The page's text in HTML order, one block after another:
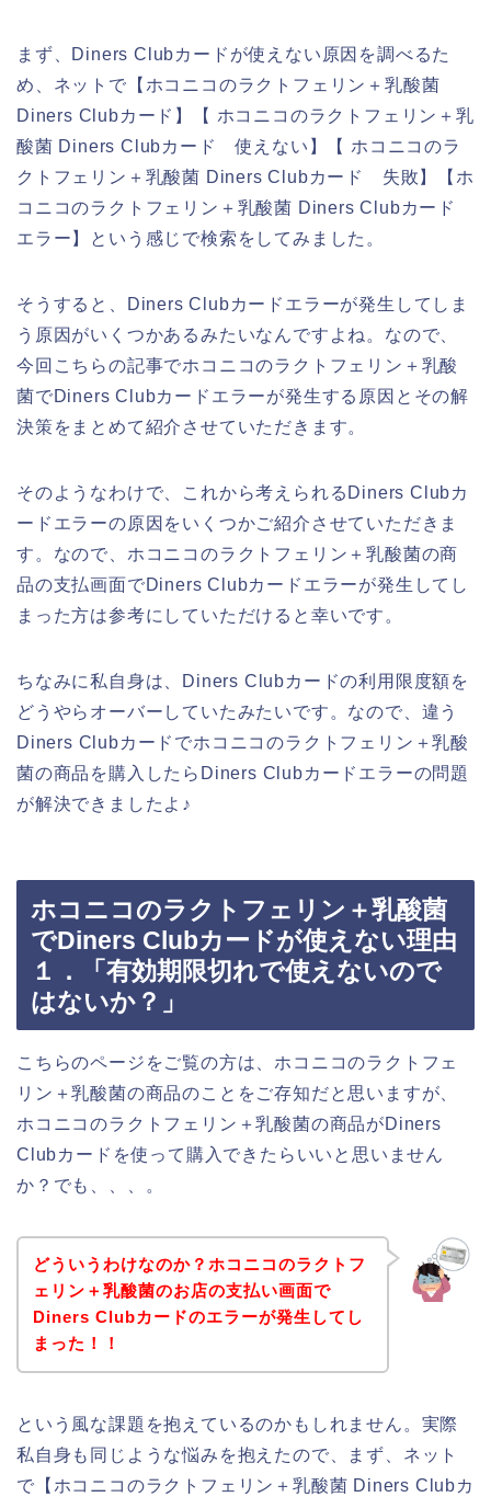
まず、Diners Clubカードが使えない原因を調べるた
め、ネットで【ホコニコのラクトフェリン＋乳酸菌
Diners Clubカード】【 ホコニコのラクトフェリン＋乳
酸菌 Diners Clubカード 使えない】【 ホコニコのラ
クトフェリン＋乳酸菌 Diners Clubカード 失敗】【ホ
コニコのラクトフェリン＋乳酸菌 Diners Clubカード
エラー】という感じで検索をしてみました。
そうすると、Diners Clubカードエラーが発生してしま
う原因がいくつかあるみたいなんですよね。なので、
今回こちらの記事でホコニコのラクトフェリン＋乳酸
菌でDiners Clubカードエラーが発生する原因とその解
決策をまとめて紹介させていただきます。
そのようなわけで、これから考えられるDiners Clubカ
ードエラーの原因をいくつかご紹介させていただきま
す。なので、ホコニコのラクトフェリン＋乳酸菌の商
品の支払画面でDiners Clubカードエラーが発生してし
まった方は参考にしていただけると幸いです。
ちなみに私自身は、Diners Clubカードの利用限度額を
どうやらオーバーしていたみたいです。なので、違う
Diners Clubカードでホコニコのラクトフェリン＋乳酸
菌の商品を購入したらDiners Clubカードエラーの問題
が解決できましたよ♪
ホコニコのラクトフェリン＋乳酸菌
でDiners Clubカードが使えない理由
１．「有効期限切れで使えないので
はないか？」
こちらのページをご覧の方は、ホコニコのラクトフェ
リン＋乳酸菌の商品のことをご存知だと思いますが、
ホコニコのラクトフェリン＋乳酸菌の商品がDiners
Clubカードを使って購入できたらいいと思いません
か？でも、、、。
どういうわけなのか？ホコニコのラクトフ
ェリン＋乳酸菌のお店の支払い画面で
Diners Clubカードのエラーが発生してし
まった！！
という風な課題を抱えているのかもしれません。実際
私自身も同じような悩みを抱えたので、まず、ネット
で【ホコニコのラクトフェリン＋乳酸菌 Diners Clubカ